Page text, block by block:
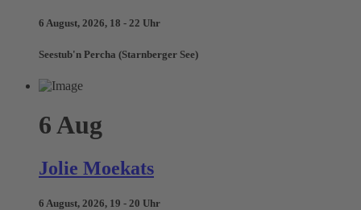
6 August, 2026, 18 - 22 Uhr
Seestub'n Percha (Starnberger See)
6 Aug
Jolie Moekats
6 August, 2026, 19 - 20 Uhr